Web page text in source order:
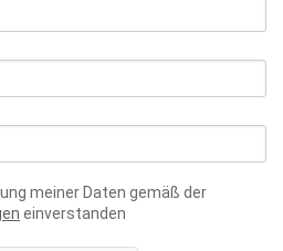
meiner Daten gemäß der
einverstanden